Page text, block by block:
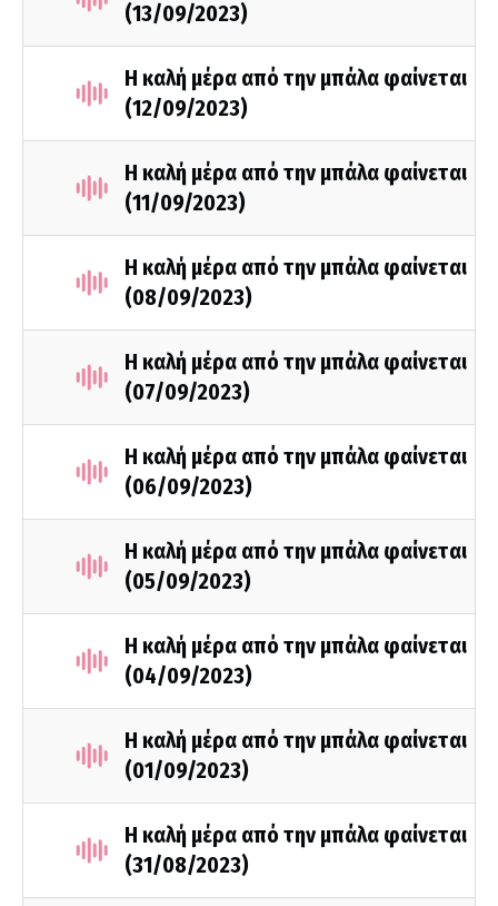
(13/09/2023)
Η καλή μέρα από την μπάλα φαίνεται
(12/09/2023)
Η καλή μέρα από την μπάλα φαίνεται
(11/09/2023)
Η καλή μέρα από την μπάλα φαίνεται
(08/09/2023)
Η καλή μέρα από την μπάλα φαίνεται
(07/09/2023)
Η καλή μέρα από την μπάλα φαίνεται
(06/09/2023)
Η καλή μέρα από την μπάλα φαίνεται
(05/09/2023)
Η καλή μέρα από την μπάλα φαίνεται
(04/09/2023)
Η καλή μέρα από την μπάλα φαίνεται
(01/09/2023)
Η καλή μέρα από την μπάλα φαίνεται
(31/08/2023)